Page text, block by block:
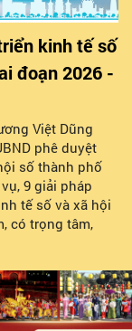
kinh tế số
đoạn 2026 -
Việt Dũng
phê duyệt
số thành phố
9 giải pháp
tế số và xã hội
có trọng tâm,